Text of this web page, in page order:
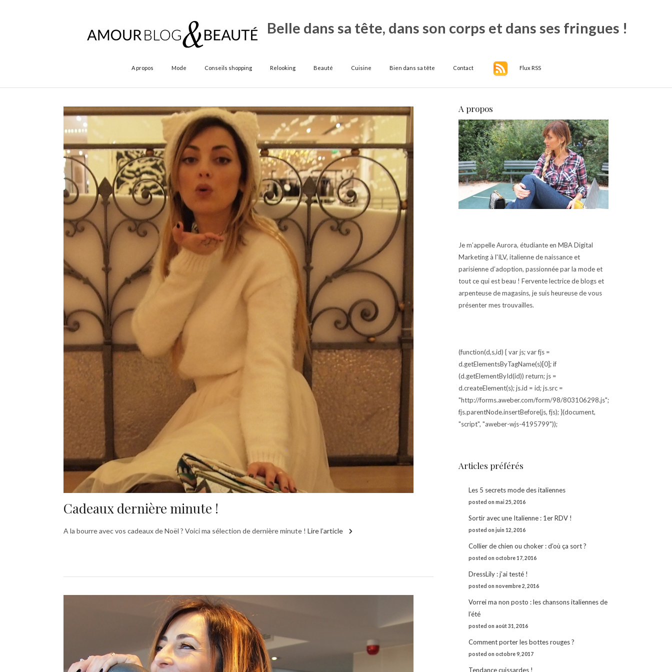
Belle dans sa tête, dans son corps et dans ses fringues !
A propos Mode Conseils shopping Relooking Beauté Cuisine Bien dans sa tête Contact Flux RSS
décembre
Cadeaux dernière minute !
A la bourre avec vos cadeaux de Noël ? Voici ma sélection de dernière minute ! Lire l’article
A propos
Je m’appelle Aurora, étudiante en MBA Digital
Marketing à l'ILV, italienne de naissance et
parisienne d’adoption, passionnée par la mode et
tout ce qui est beau ! Fervente lectrice de blogs et
arpenteuse de magasins, je suis heureuse de vous
présenter mes trouvailles.
(function(d,s,id) { var js; var fjs =
d.getElementsByTagName(s)[0]; if
(d.getElementById(id)) return; js =
d.createElement(s); js.id = id; js.src =
"http://forms.aweber.com/form/98/803106298.js";
fjs.parentNode.insertBefore(js, fjs); }(document,
"script", "aweber-wjs-4195799"));
Articles préférés
Les 5 secrets mode des italiennes
posted on mai 25, 2016
Sortir avec une Italienne : 1er RDV !
posted on juin 12, 2016
Collier de chien ou choker : d’où ça sort ?
posted on octobre 17, 2016
DressLily : j’ai testé !
posted on novembre 2, 2016
Vorrei ma non posto : les chansons italiennes de
l’été
posted on août 31, 2016
Comment porter les bottes rouges ?
posted on octobre 9, 2017
Tendance cuissardes !